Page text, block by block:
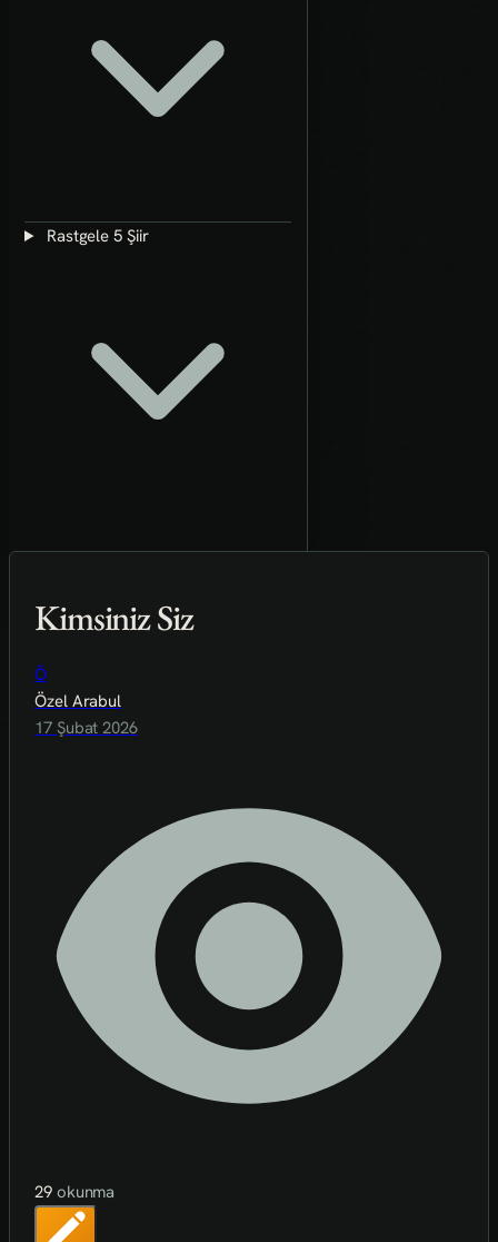
Rastgele 5 Şiir
Kimsiniz Siz
Ö
Özel Arabul
17 Şubat 2026
29 okunma